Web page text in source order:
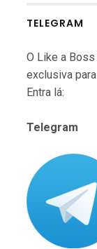
TELEGRAM
O Like a
exclusiva
Entra lá:
Telegram